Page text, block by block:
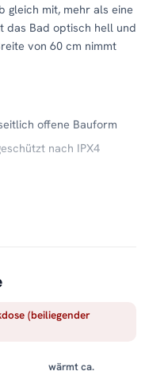
gleich mit, mehr als eine
das Bad optisch hell und
von 60 cm nimmt
offene Bauform
nach IPX4
Der elektrische
kurz, und der
Alle Größen
(beiliegender
wärmt ca.